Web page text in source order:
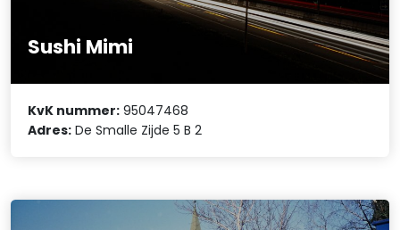
Sushi Mimi
KvK nummer: 95047468
Adres: De Smalle Zijde 5 B 2